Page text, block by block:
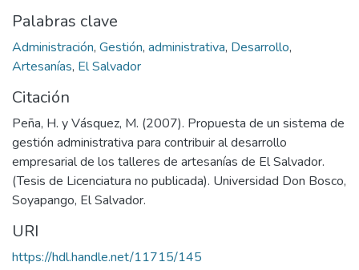
Palabras clave
Administración, Gestión, administrativa, Desarrollo,
Artesanías, El Salvador
Citación
Peña, H. y Vásquez, M. (2007). Propuesta de un sistema de
gestión administrativa para contribuir al desarrollo
empresarial de los talleres de artesanías de El Salvador.
(Tesis de Licenciatura no publicada). Universidad Don Bosco,
Soyapango, El Salvador.
URI
https://hdl.handle.net/11715/145